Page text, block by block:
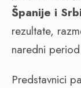
Španije i
rezultate,
naredni
Predstavnici